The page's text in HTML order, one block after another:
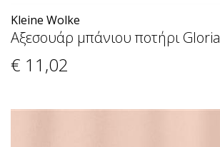
Kleine Wolke
Αξεσουάρ μπάνιου ποτήρι Gloria
€ 11 ,02